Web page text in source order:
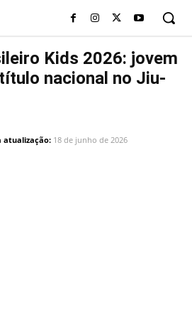
Kids 2026: jovem
nacional no Jiu-
atualização: 18 de junho de 2026